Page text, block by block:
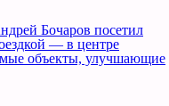
Бочаров посетил
— в центре
объекты, улучшающие